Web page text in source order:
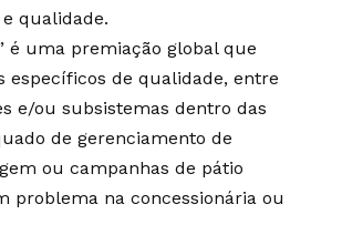
qualidade.
é uma premiação global que
específicos de qualidade, entre
e/ou subsistemas dentro das
de gerenciamento de
ou campanhas de pátio
problema na concessionária ou